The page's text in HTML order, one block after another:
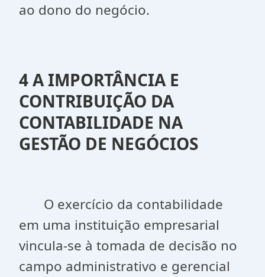
ao dono do negócio.
4 A IMPORTÂNCIA E
CONTRIBUIÇÃO DA
CONTABILIDADE NA
GESTÃO DE NEGÓCIOS
O exercício da contabilidade
em uma instituição empresarial
vincula-se à tomada de decisão no
campo administrativo e gerencial